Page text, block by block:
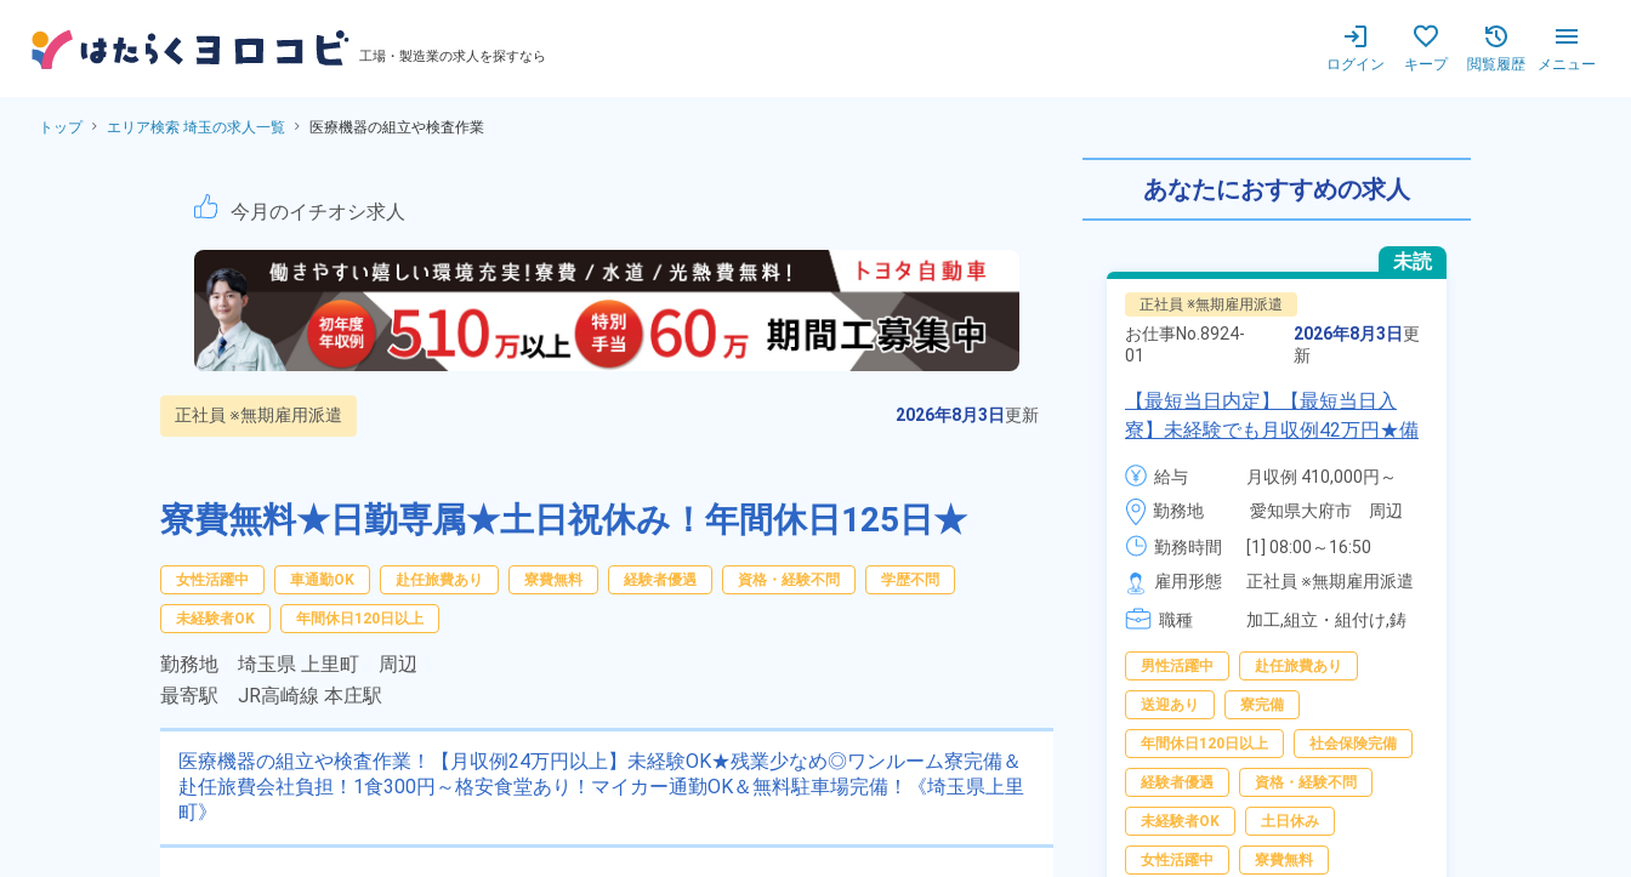
工場・製造業の求人を探すなら ログイン キープ 閲覧履歴 メニュー
トップ エリア検索 埼玉の求人一覧 医療機器の組立や検査作業
医療機器の組立や検査作業！【月収例24万円以上】未経験OK★残業少なめ◎ワン
今月のイチオシ求人
正社員 ※無期雇用派遣 2026年8月3日更新
寮費無料★日勤専属★土日祝休み！年間休日125日★
女性活躍中 車通勤OK 赴任旅費あり 寮費無料 経験者優遇 資格・経験不問 学歴不問
未経験者OK 年間休日120日以上
勤務地 埼玉県 上里町 周辺
最寄駅 JR高崎線 本庄駅
医療機器の組立や検査作業！【月収例24万円以上】未経験OK★残業少なめ◎ワンルーム寮完備＆
赴任旅費会社負担！1食300円～格安食堂あり！マイカー通勤OK＆無料駐車場完備！《埼玉県上里
町》
あなたにおすすめの求人
正社員 ※無期雇用派遣
お仕事No.8962-
01
2026年8月3日
新
【最短当日内定】特別賞与総額50
万円★更新インセンティブ15万円
り！軽自動車の製造業務！生活支
市》
360,000円
月給 254,000円～
勤務地
大分県中津市　周辺
[2] 06:30～15:10
[3] 18:00～02:40
雇用形態
正社員 ※無期雇用派遣
年間休日120日以上 社会保険完備
未読
正社員 ※無期雇用派遣
お仕事No. 8924-
01
2026年8月3日更
新
【最短当日内定】【最短当日入
寮】未経験でも月収例42万円★備
品付き寮完備＆赴任旅費会社負担
◎昇給・業績賞与あり！組立や塗
装など自動車製造の各種作業！
《愛知県大府市》
給与
月収例 410,000円～
430,000円
月給 277,000円～
277,000円
勤務地
愛知県大府市　周辺
勤務時間
[1] 08:00～16:50
[2] 06:25～15:10
[3] 17:05～01:50
雇用形態
正社員 ※無期雇用派遣
職種
加工,組立・組付け,鋳
男性活躍中 赴任旅費あり
送迎あり 寮完備
年間休日120日以上 社会保険完備
経験者優遇 資格・経験不問
未経験者OK 土日休み
女性活躍中 寮費無料